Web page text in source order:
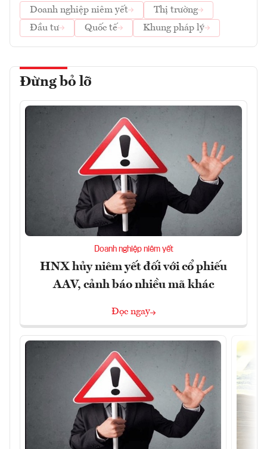
Doanh nghiệp niêm yết
Thị trường
Đầu tư
Quốc tế Khung pháp lý
Đừng bỏ lỡ
Doanh nghiệp niêm yết
HNX hủy niêm yết đối với cổ phiếu
AAV, cảnh báo nhiều mã khác
Đọc ngay